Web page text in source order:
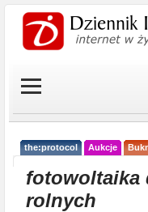
the:protocol Aukcje
fotowoltaika
rolnych